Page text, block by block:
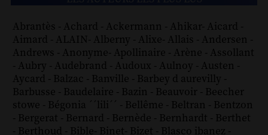
Abrantès - Achard - Ackermann - Ahikar- Aicard -
Aimard - ALAIN- Alberny - Alixe- Allais - Andersen -
Andrews - Anonyme- Apollinaire - Arène - Assollant
- Aubry - Audebrand - Audoux - Aulnoy - Austen -
Aycard - Balzac - Banville - Barbey d aurevilly -
Barbusse - Baudelaire - Bazin - Beauvoir - Beecher
stowe - Bégonia ´´lili´´ - Bellême - Beltran - Bentzon
- Bergerat - Bernard - Bernède - Bernhardt - Berthet
- Berthoud - Bible- Binet- Bizet - Blasco ibanez -